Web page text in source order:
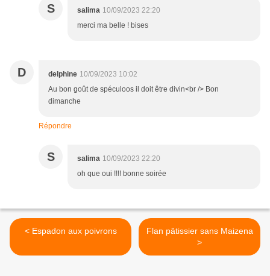
S salima 10/09/2023 22:20
merci ma belle ! bises
D delphine 10/09/2023 10:02
Au bon goût de spéculoos il doit être divin<br /> Bon
dimanche
Répondre
S salima 10/09/2023 22:20
oh que oui !!!! bonne soirée
< Espadon aux poivrons
Flan pâtissier sans Maizena
>